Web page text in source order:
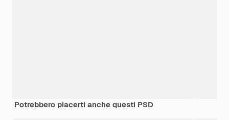
Potrebbero piacerti anche questi PSD